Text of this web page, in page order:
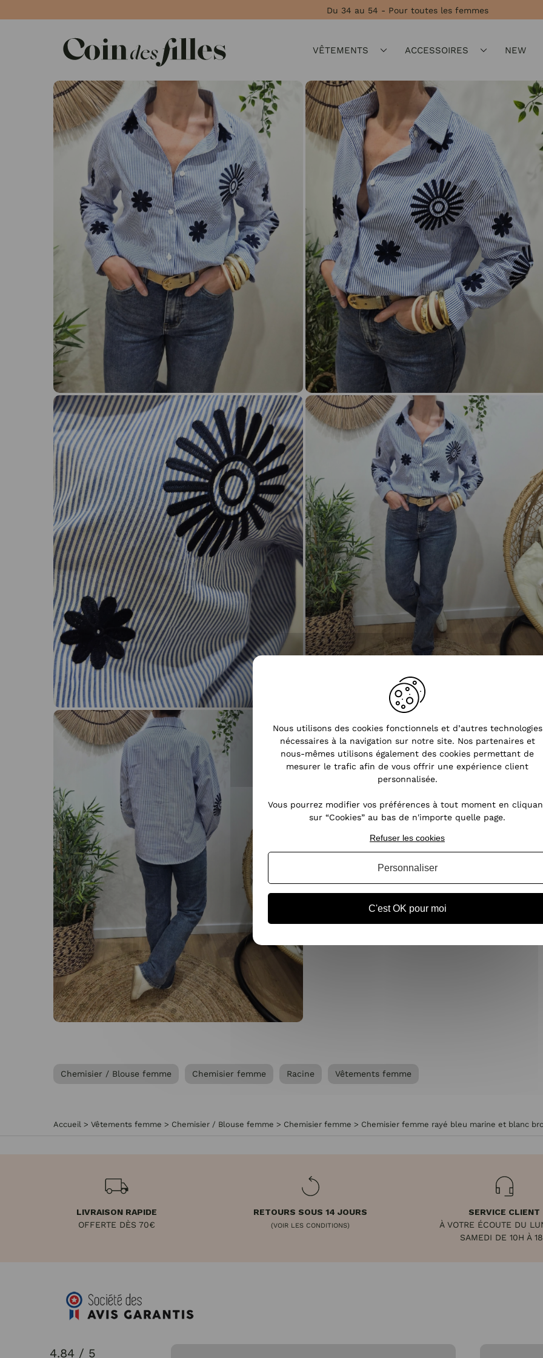
Du 34 au 54 - Pour toutes les femmes
VÊTEMENTS ACCESSOIRES NEW
Chemisier / Blouse femme Chemisier femme Racine Vêtements femme
Accueil > Vêtements femme > Chemisier / Blouse femme > Chemisier femme > Chemisier femme rayé bleu marine et blanc
LIVRAISON RAPIDE
OFFERTE DÈS 70€
RETOURS SOUS 14 JOURS
(VOIR LES CONDITIONS)
SERVICE CLIENT
À VOTRE ÉCOUTE DU
SAMEDI DE 10H À
4.84 / 5
Nous utilisons des cookies fonctionnels et d’autres technologies
nécessaires à la navigation sur notre site. Nos partenaires et
nous-mêmes utilisons également des cookies permettant de
mesurer le trafic afin de vous offrir une expérience client
personnalisée.
Vous pourrez modifier vos préférences à tout moment en
sur “Cookies” au bas de n'importe quelle page.
C'est OK pour moi
Refuser les cookies
Personnaliser